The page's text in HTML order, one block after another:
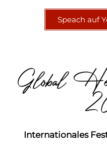
Speach auf
Global
Internationales